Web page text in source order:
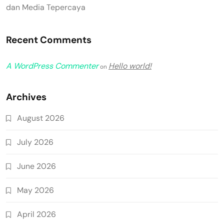
dan Media Tepercaya
Recent Comments
A WordPress Commenteron Hello world!
Archives
August 2026
July 2026
June 2026
May 2026
April 2026